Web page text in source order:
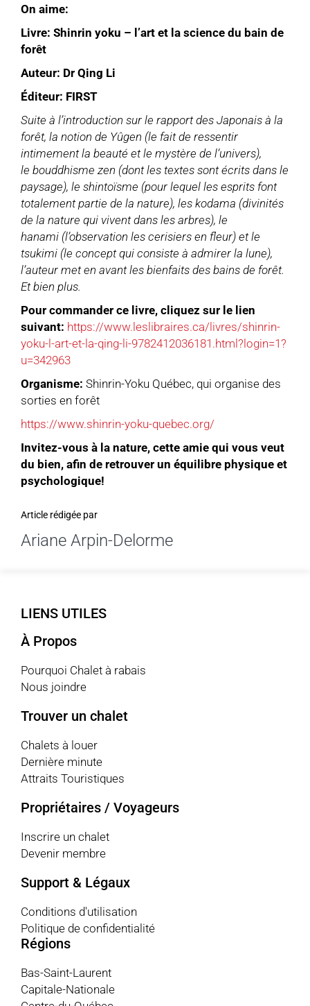
On aime:
Livre: Shinrin yoku – l’art et la science du bain de
forêt
Auteur: Dr Qing Li
Éditeur: FIRST
Suite à l’introduction sur le rapport des Japonais à la
forêt, la notion de Yûgen (le fait de ressentir
intimement la beauté et le mystère de l’univers),
le bouddhisme zen (dont les textes sont écrits dans le
paysage), le shintoïsme (pour lequel les esprits font
totalement partie de la nature), les kodama (divinités
de la nature qui vivent dans les arbres), le
hanami (l’observation les cerisiers en fleur) et le
tsukimi (le concept qui consiste à admirer la lune),
l’auteur met en avant les bienfaits des bains de forêt.
Et bien plus.
Pour commander ce livre, cliquez sur le lien
suivant: https://www.leslibraires.ca/livres/shinrin-
yoku-l-art-et-la-qing-li-9782412036181.html?login=1?
u=342963
Organisme: Shinrin-Yoku Québec, qui organise des
sorties en forêt
https://www.shinrin-yoku-quebec.org/
Invitez-vous à la nature, cette amie qui vous veut
du bien, afin de retrouver un équilibre physique et
psychologique!
Article rédigée par
Ariane Arpin-Delorme
LIENS UTILES
À Propos
Pourquoi Chalet à rabais
Nous joindre
Trouver un chalet
Chalets à louer
Dernière minute
Attraits Touristiques
Propriétaires / Voyageurs
Inscrire un chalet
Devenir membre
Support & Légaux
Conditions d'utilisation
Politique de confidentialité
Régions
Bas-Saint-Laurent
Capitale-Nationale